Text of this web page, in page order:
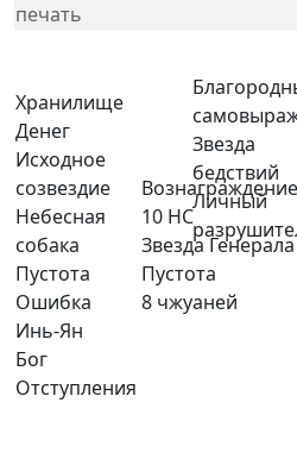
печать
Хранилище
Денег
Исходное
созвездие
Небесная
собака
Пустота
Ошибка
Инь-Ян
Бог
Отступления
Вознаграждение
10 НС
Звезда Генерала
Пустота
8 чжуаней
Звезда
бедствий
Личный